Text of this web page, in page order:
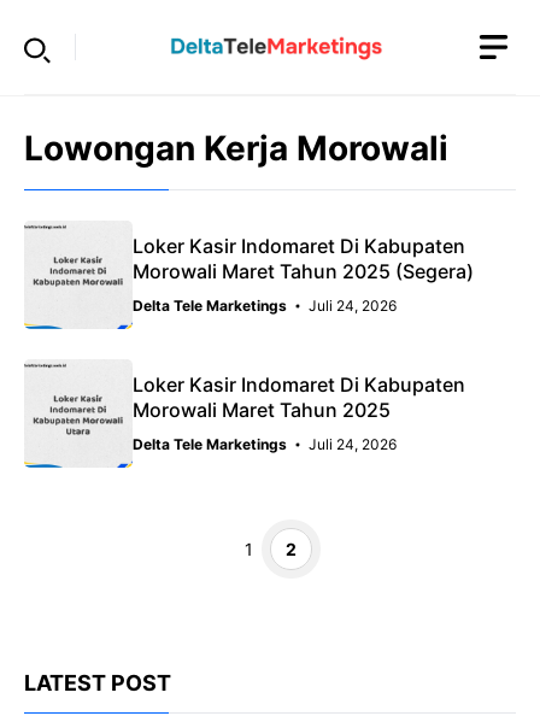
Lowongan Kerja Morowali
Loker Kasir Indomaret Di Kabupaten
Morowali Maret Tahun 2025 (Segera)
Delta Tele Marketings Juli 24, 2026
Loker Kasir Indomaret Di Kabupaten
Morowali Maret Tahun 2025
Delta Tele Marketings Juli 24, 2026
Halaman
1 Halaman
2
LATEST POST